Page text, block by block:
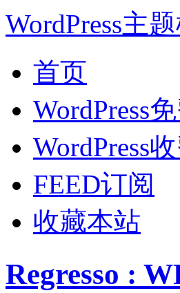
WordPress主
首页
WordPress
WordPress
FEED订阅
收藏本站
Regresso :